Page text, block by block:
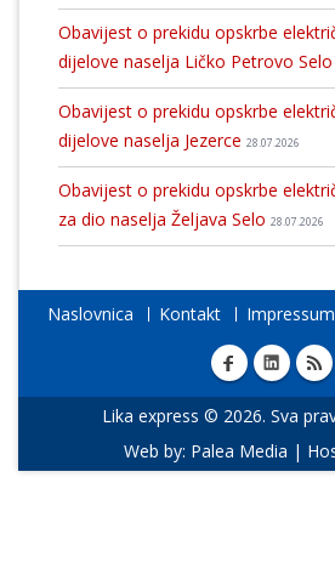
Obavijest o prekidu opskrbe
dijelove naselja Ličko Petrovo
Obavijest o prekidu opskrbe
dijelove naselja Jezerce 28.07.2026
Obavijest o prekidu opskrbe
za dio naselja Željava Selo 28.07.2026
Naslovnica Kontakt Impressum
Lika express © 2026. Sva
Web by: Palea Media |